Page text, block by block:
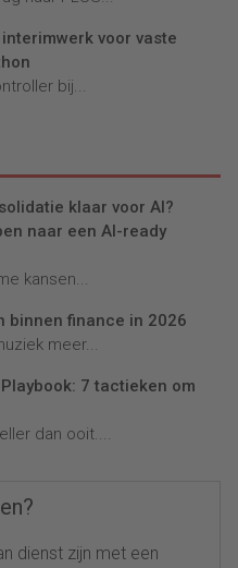
voor vaste
bij...
klaar voor AI?
naar een AI-ready
kansen...
binnen finance in 2026
meer...
7 tactieken om
dan ooit....
dienst zijn met een